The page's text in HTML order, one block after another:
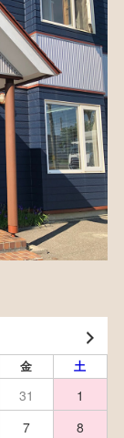
金 土
31
1
7
8